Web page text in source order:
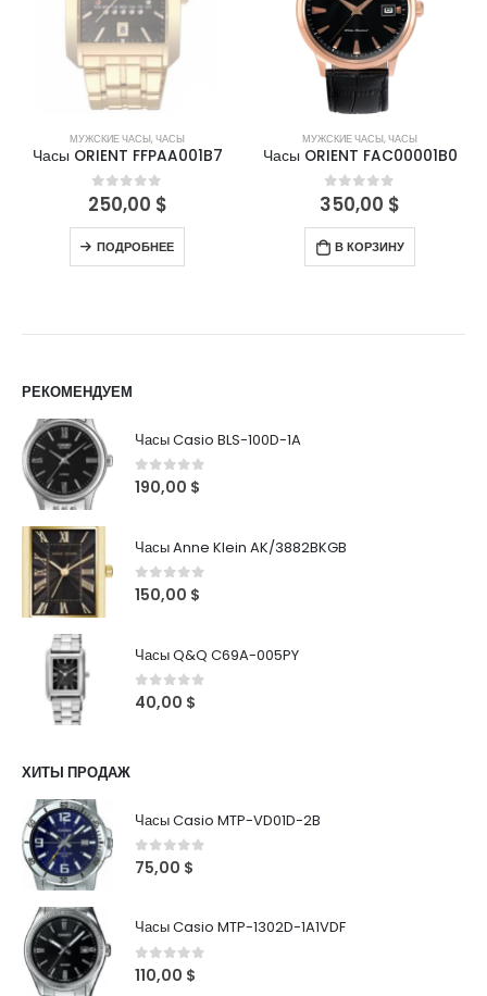
МУЖСКИЕ ЧАСЫ,ЧАСЫ
Часы ORIENT FFPAA001B7
0out of 5
250,00 $
ПОДРОБНЕЕ
МУЖСКИЕ ЧАСЫ,ЧАСЫ
Часы ORIENT FAC00001B0
0out of 5
350,00 $
В КОРЗИНУ
РЕКОМЕНДУЕМ
Часы Casio BLS-100D-1A
0out of 5
190,00 $
Часы Anne Klein AK/3882BKGB
0out of 5
150,00 $
Часы Q&Q C69A-005PY
0 out of 5
40,00 $
ХИТЫ ПРОДАЖ
Часы Casio MTP-VD01D-2B
0out of 5
75,00 $
Часы Casio MTP-1302D-1A1VDF
0out of 5
110,00 $